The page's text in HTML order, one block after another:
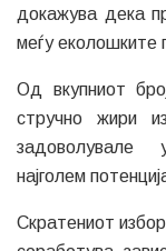
докажува дека
меѓу еколошките
Од вкупниот
стручно жири
задоволувале
најголем
Скратениот